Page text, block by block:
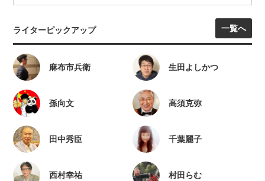
ライターピックアップ 一覧へ
麻布市兵衛 生田よしかつ
孫向文 高須克弥
田中秀臣 千葉麗子
西村幸祐 村田らむ